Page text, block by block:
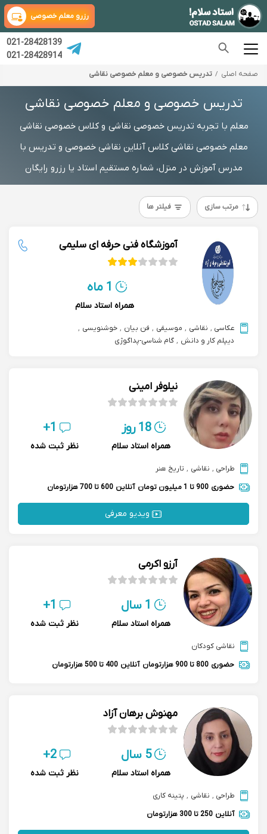
رزرو معلم خصوصی
021-28428139
021-28428914
صفحه اصلی تدریس خصوصی و معلم خصوصی نقاشی
تدریس خصوصی و معلم خصوصی نقاشی
معلم با تجربه تدریس خصوصی نقاشی و کلاس خصوصی نقاشی
معلم خصوصی نقاشی کلاس آنلاین نقاشی خصوصی و تدریس با
مدرس آموزش در منزل، شماره مستقیم استاد یا رزرو رایگان
مرتب سازی فیلتر ها
آموزشگاه فنی حرفه ای سلیمی
1 ماه
همراه استاد سلام
عکاسی , نقاشی , موسیقی , فن بیان , خوشنویسی ,
دیپلم کار و دانش , گام شناسی-پداگوژی
نیلوفر امینی
18 روز
همراه استاد سلام
1+
نظر ثبت شده
طراحی , نقاشی , تاریخ هنر
حضوری 900 تا 1 میلیون تومان آنلاین 600 تا 700 هزارتومان
ویدیو معرفی
آرزو اکرمی
1 سال
همراه استاد سلام
1+
نظر ثبت شده
نقاشی کودکان
حضوری 800 تا 900 هزارتومان آنلاین 400 تا 500 هزارتومان
مهنوش برهان آزاد
5 سال
همراه استاد سلام
2+
نظر ثبت شده
طراحی , نقاشی , پتینه کاری
آنلاین 250 تا 300 هزارتومان